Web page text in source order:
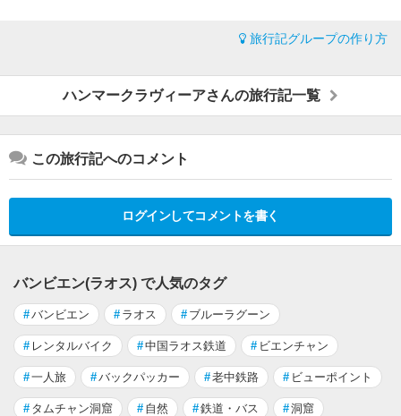
旅行記グループの作り方
ハンマークラヴィーアさんの旅行記一覧
この旅行記へのコメント
ログインしてコメントを書く
バンビエン(ラオス) で人気のタグ
#バンビエン # ラオス # ブルーラグーン
# レンタルバイク #中国ラオス鉄道 # ビエンチャン
#一人旅 #バックパッカー #老中鉄路 # ビューポイント
# タムチャン洞窟 # 自然 #鉄道・バス #洞窟